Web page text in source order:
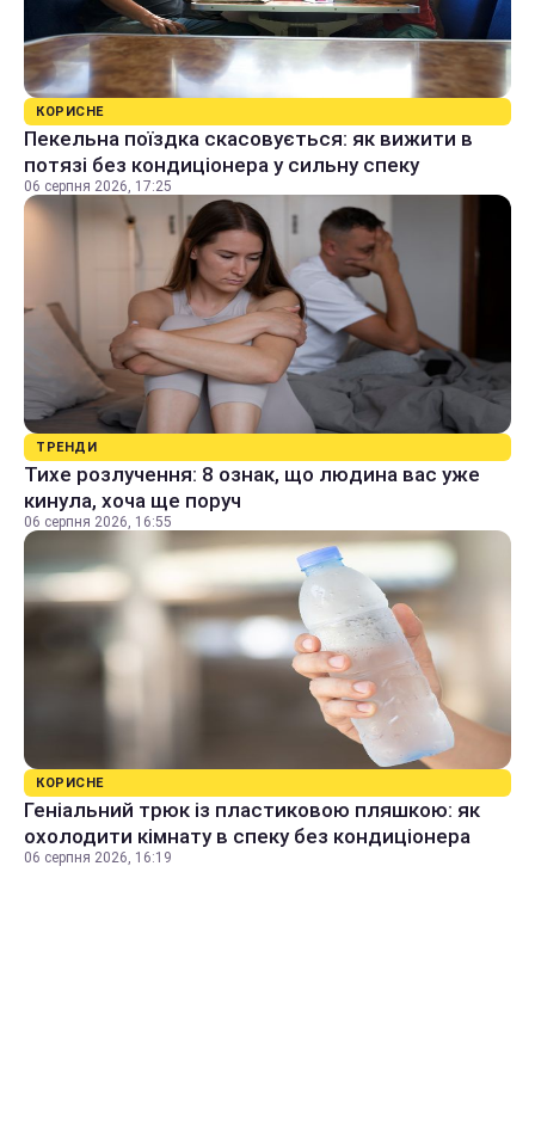
КОРИСНЕ
Пекельна поїздка скасовується: як вижити в
потязі без кондиціонера у сильну спеку
06 серпня 2026, 17:25
ТРЕНДИ
Тихе розлучення: 8 ознак, що людина вас уже
кинула, хоча ще поруч
06 серпня 2026, 16:55
КОРИСНЕ
Геніальний трюк із пластиковою пляшкою: як
охолодити кімнату в спеку без кондиціонера
06 серпня 2026, 16:19